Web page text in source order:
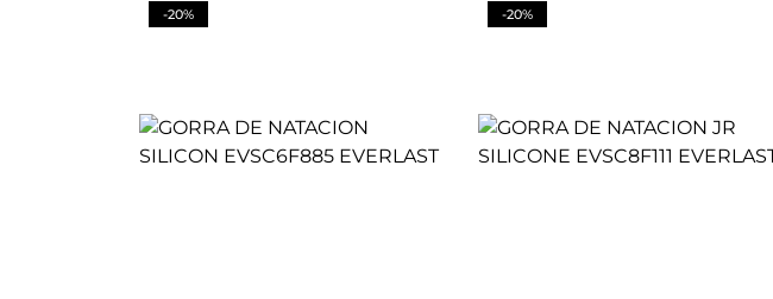
-20% -20%